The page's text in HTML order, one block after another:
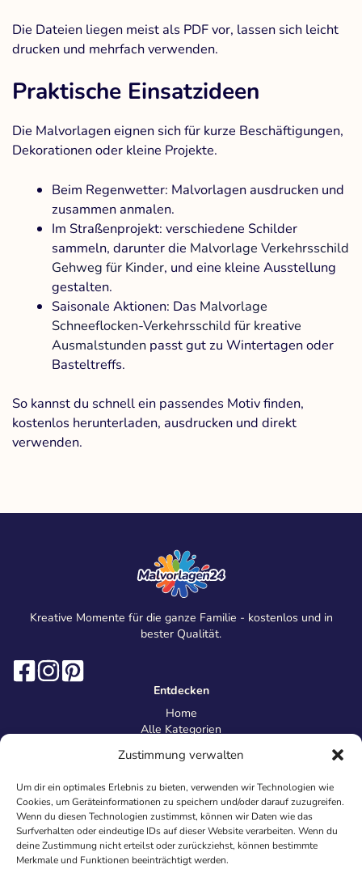
Zustimmung verwalten
Um dir ein optimales Erlebnis zu bieten, verwenden wir Technologien wie
Cookies, um Geräteinformationen zu speichern und/oder darauf zuzugreifen.
Wenn du diesen Technologien zustimmst, können wir Daten wie das
Surfverhalten oder eindeutige IDs auf dieser Website verarbeiten. Wenn du
deine Zustimmung nicht erteilst oder zurückziehst, können bestimmte
Merkmale und Funktionen beeinträchtigt werden.
Die Dateien liegen meist als PDF vor, lassen sich leicht
drucken und mehrfach verwenden.
Praktische Einsatzideen
Die Malvorlagen eignen sich für kurze Beschäftigungen,
Dekorationen oder kleine Projekte.
Beim Regenwetter: Malvorlagen ausdrucken und
zusammen anmalen.
Im Straßenprojekt: verschiedene Schilder
sammeln, darunter die Malvorlage Verkehrsschild
Gehweg für Kinder, und eine kleine Ausstellung
gestalten.
Saisonale Aktionen: Das Malvorlage
Schneeflocken-Verkehrsschild für kreative
Ausmalstunden passt gut zu Wintertagen oder
Basteltreffs.
So kannst du schnell ein passendes Motiv finden,
kostenlos herunterladen, ausdrucken und direkt
verwenden.
Kreative Momente für die ganze Familie - kostenlos und in
bester Qualität.
Entdecken
Home
Alle Kategorien
Information
Über uns
Kontakt
Inhaltsrichtlinien
Recht & Datenschutz
Impressum